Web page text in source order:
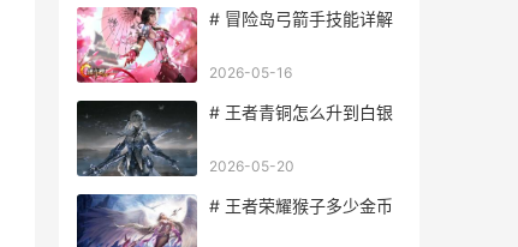
# 冒险岛弓箭手技能详解
2026-05-16
# 王者青铜怎么升到白银
2026-05-20
# 王者荣耀猴子多少金币